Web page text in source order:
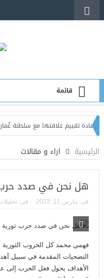
قائمة
علاقتها مع سلطنة عُمان
الرئيسية اراء و مقالات
هل نحن في صدد حرب
فى: مارس 11, 2022 فى:
فهمي محمد كل الحروب الثورية
التضحيات المقدمة في سبيل
الأهداف يحول فعل الحرب إلى